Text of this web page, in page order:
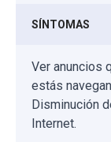
SÍNTOMAS
Ver anuncios
estás
Disminución
Internet.